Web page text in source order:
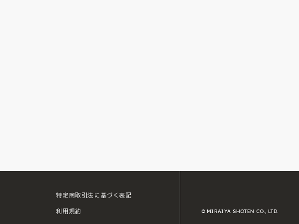
特定商取引法に基づく表記
利用規約 © MIRAIYA SHOTEN CO., LTD.